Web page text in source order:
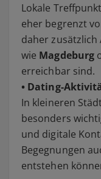
Lokale
eher begrenzt
daher
wie Magdeburg
erreichbar sind.
• Dating-
In kleineren
besonders
und digitale
Begegnungen
entstehen